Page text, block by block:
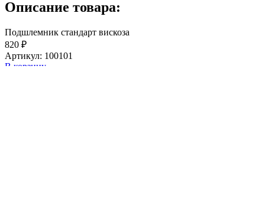
Описание товара:
Подшлемник стандарт вискоза
820 ₽
Артикул: 100101
В корзину